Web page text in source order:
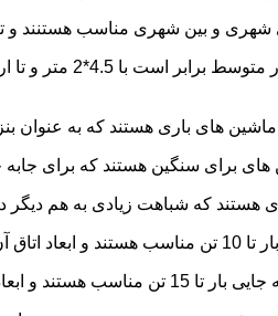
مناسب هستنند و تا 4 تن بار را به راحتی حمل
2.5 تا 2.7 متر بار را به راحتی میتوان روی آنها قرار داد.
هستند که به عنوان بنز 6 چرخ و 10 چرخ شناخته میشوند.
برای سنگین هستند که برای جابه
زیادی به هم دیگر دارند با این تفاوت که